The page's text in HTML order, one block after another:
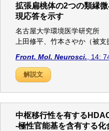
拡張扁桃体の2つの類縁
現応答を示す
名古屋大学環境医学研究所
上田修平、竹本さやか（被支
Front. Mol. Neurosci. , 14:
解説文
中枢移行性を有する
-極性官能基を含有する